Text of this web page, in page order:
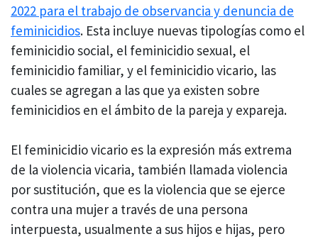
2022 para el trabajo de observancia y denuncia de
feminicidios. Esta incluye nuevas tipologías como el
feminicidio social, el feminicidio sexual, el
feminicidio familiar, y el feminicidio vicario, las
cuales se agregan a las que ya existen sobre
feminicidios en el ámbito de la pareja y expareja.
El feminicidio vicario es la expresión más extrema
de la violencia vicaria, también llamada violencia
por sustitución, que es la violencia que se ejerce
contra una mujer a través de una persona
interpuesta, usualmente a sus hijos e hijas, pero